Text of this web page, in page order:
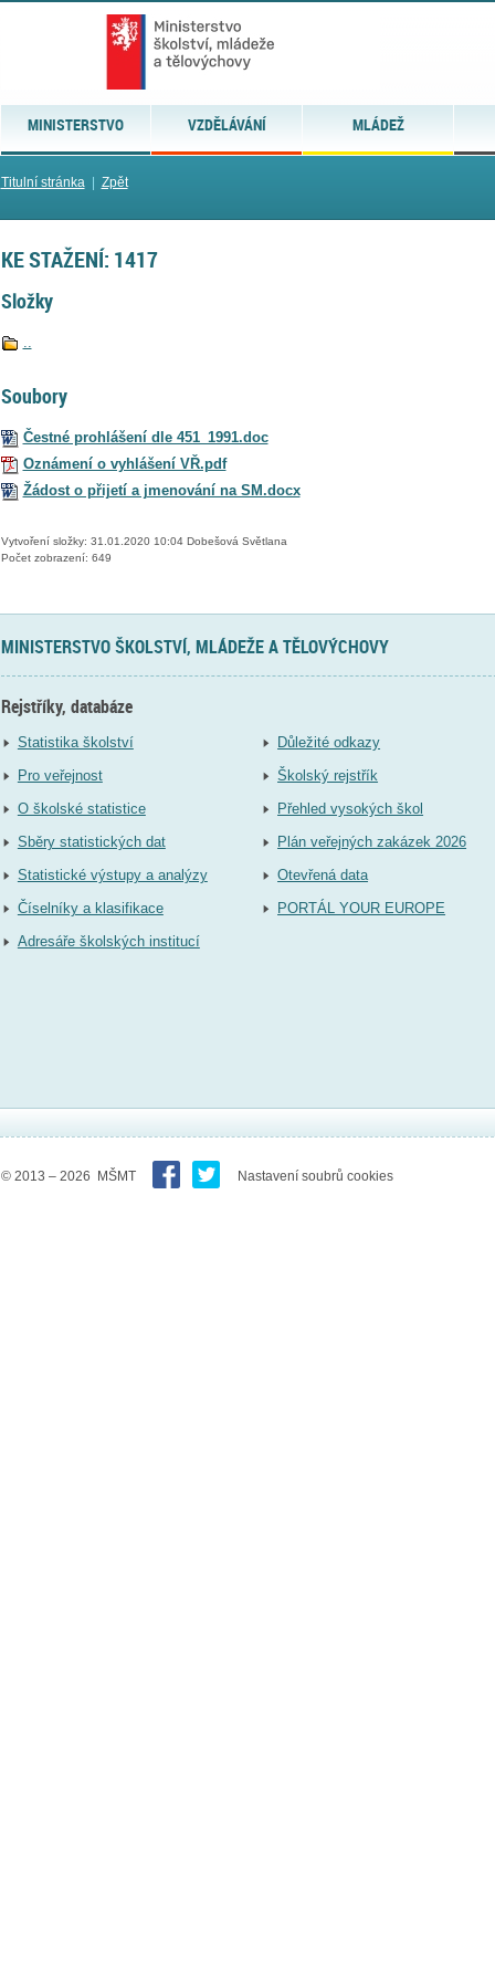
MINISTERSTVO VZDĚLÁVÁNÍ MLÁDEŽ
Titulní stránka| Zpět
KE STAŽENÍ: 1417
Složky
..
Soubory
Čestné prohlášení dle 451_1991.doc
Oznámení o vyhlášení VŘ.pdf
Žádost o přijetí a jmenování na SM.docx
Vytvoření složky: 31.01.2020 10:04 Dobešová Světlana
Počet zobrazení: 649
MINISTERSTVO ŠKOLSTVÍ, MLÁDEŽE A TĚLOVÝCHOVY
Rejstříky, databáze
Statistika školství
Pro veřejnost
O školské statistice
Sběry statistických dat
Statistické výstupy a analýzy
Číselníky a klasifikace
Adresáře školských institucí
Důležité odkazy
Školský rejstřík
Přehled vysokých škol
Plán veřejných zakázek 2026
Otevřená data
PORTÁL YOUR EUROPE
© 2013 – 2026 MŠMT Nastavení soubrů cookies